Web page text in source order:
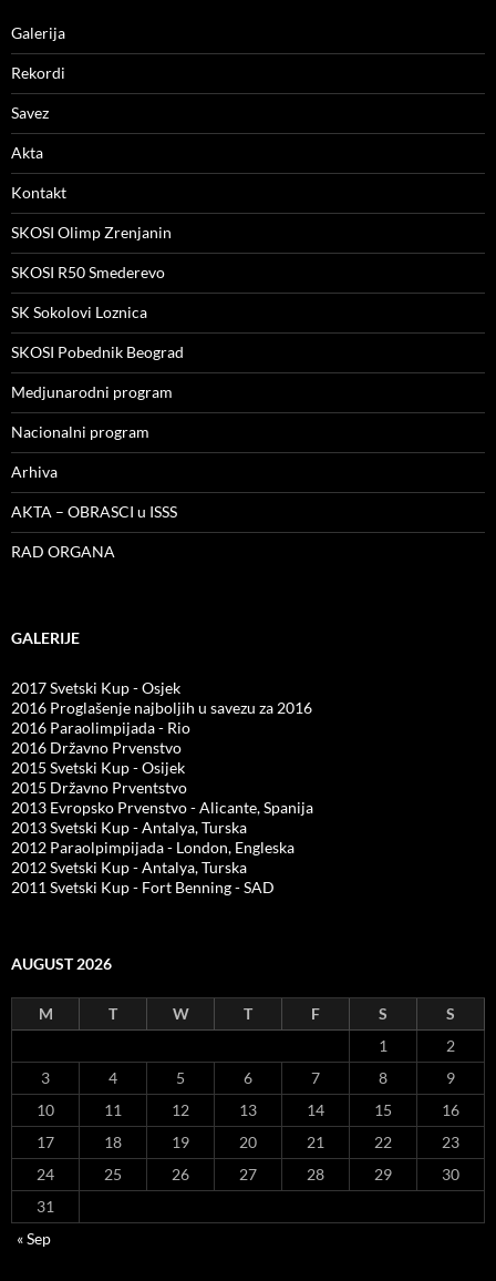
Galerija
Rekordi
Savez
Akta
Kontakt
SKOSI Olimp Zrenjanin
SKOSI R50 Smederevo
SK Sokolovi Loznica
SKOSI Pobednik Beograd
Medjunarodni program
Nacionalni program
Arhiva
AKTA – OBRASCI u ISSS
RAD ORGANA
GALERIJE
2017 Svetski Kup - Osjek
2016 Proglašenje najboljih u savezu za 2016
2016 Paraolimpijada - Rio
2016 Državno Prvenstvo
2015 Svetski Kup - Osijek
2015 Državno Prventstvo
2013 Evropsko Prvenstvo - Alicante, Spanija
2013 Svetski Kup - Antalya, Turska
2012 Paraolpimpijada - London, Engleska
2012 Svetski Kup - Antalya, Turska
2011 Svetski Kup - Fort Benning - SAD
AUGUST 2026
M T W T F S
S
1
2
3
4 5 6 7 8
9
10
11 12 13 14 15
16
17
18 19 20 21 22
23
24
25 26 27 28 29
30
31
« Sep